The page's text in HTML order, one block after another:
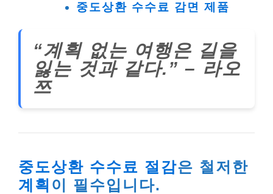
중도상환 수수료 감면 제품
“계획 없는 여행은 길을
잃는 것과 같다.” – 라오
쯔
중도상환 수수료 절감은 철저한
계획 이 필수입니다.